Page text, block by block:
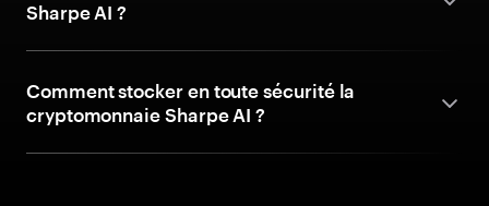
Sharpe AI ?
Comment stocker en toute sécurité la
cryptomonnaie Sharpe AI ?